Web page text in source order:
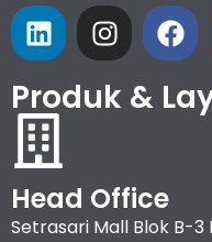
Produk &
Head Office
Setrasari Mall Blok B-3